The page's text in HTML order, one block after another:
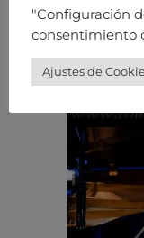
"Configuración
consentimiento
Ajustes de